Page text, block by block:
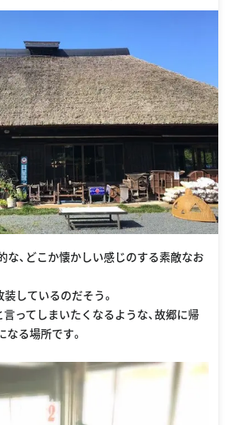
な、どこか懐かしい感じのする素敵なお
しているのだそう。
言ってしまいたくなるような、故郷に帰
る場所です。